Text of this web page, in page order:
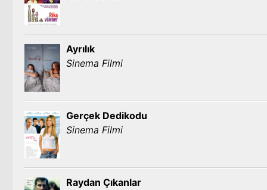
Ayrılık
Sinema Filmi
Gerçek Dedikodu
Sinema Filmi
Raydan Çıkanlar